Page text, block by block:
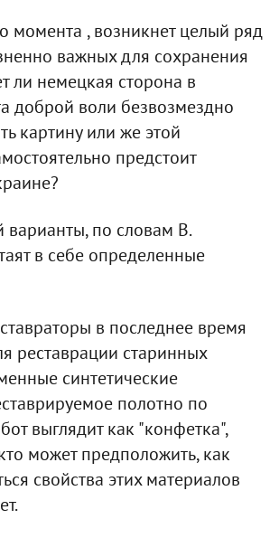
момента , возникнет целый ряд
важных для сохранения
ли немецкая сторона в
доброй воли безвозмездно
картину или же этой
предстоит
варианты, по словам В.
в себе определенные
в последнее время
реставрации старинных
синтетические
полотно по
выглядит как "конфетка",
может предположить, как
свойства этих материалов